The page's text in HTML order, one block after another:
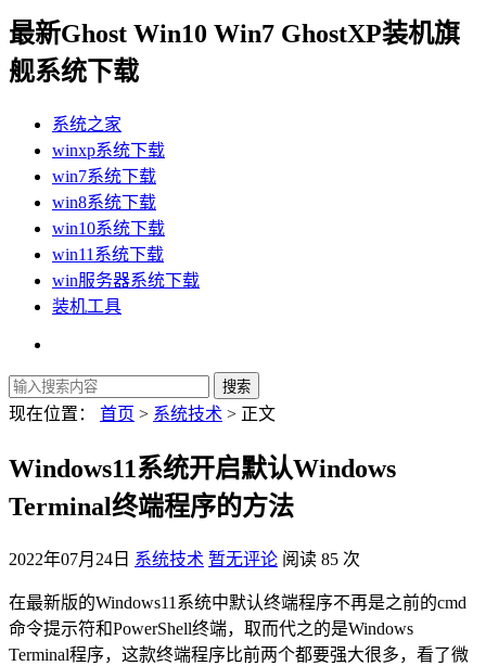
最新Ghost Win10 Win7 GhostXP装机旗
舰系统下载
系统之家
winxp系统下载
win7系统下载
win8系统下载
win10系统下载
win11系统下载
win服务器系统下载
装机工具
现在位置： 首页 > 系统技术 > 正文
Windows11系统开启默认Windows
Terminal终端程序的方法
2022年07月24日 系统技术 暂无评论 阅读 85 次
在最新版的Windows11系统中默认终端程序不再是之前的cmd
命令提示符和PowerShell终端，取而代之的是Windows
Terminal程序，这款终端程序比前两个都要强大很多，看了微